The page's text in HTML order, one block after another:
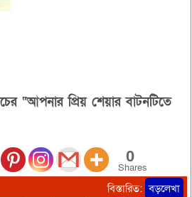
“আপনার প্রিয় শেয়ার বাটনটিতে
0
Shares
বিস্তারিত: বড়লেখা